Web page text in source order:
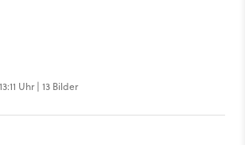
Uhr | 13 Bilder